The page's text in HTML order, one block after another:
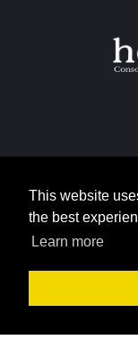
This website
the best
Learn more